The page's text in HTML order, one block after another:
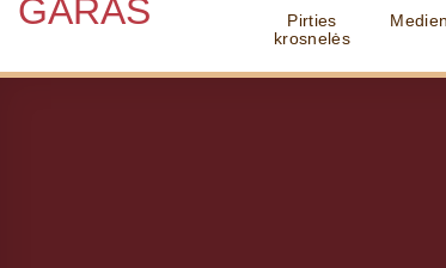
Pirties
krosnelės